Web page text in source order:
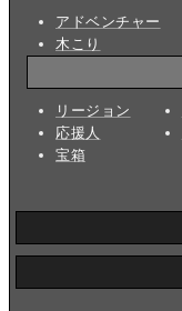
アドベンチャー
木こり
リージョン
応援人
宝箱